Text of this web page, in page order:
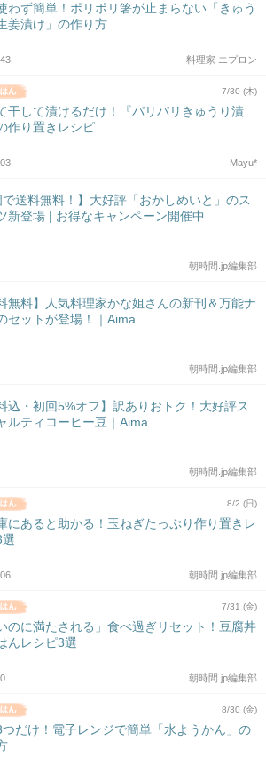
わず簡単！ポリポリ箸が止まらない「きゅう
姜漬け」の作り方
料理家 エプロン
7/30 (木)
干して漬けるだけ！『パリパリきゅうり漬
作り置きレシピ
Mayu*
で送料無料！】大好評「おかしめいと」のス
新登場 | お得なキャンペーン開催中
朝時間.jp編集部
無料】人気料理家かな姐さんの新刊＆万能ナ
セットが登場！｜Aima
朝時間.jp編集部
込・初回5%オフ】訳ありおトク！大好評ス
ルティコーヒー豆｜Aima
朝時間.jp編集部
8/2 (日)
にあると助かる！玉ねぎたっぷり作り置きレ
朝時間.jp編集部
7/31 (金)
のに満たされる」食べ過ぎリセット！豆腐丼
んレシピ3選
朝時間.jp編集部
8/30 (金)
だけ！電子レンジで簡単「水ようかん」の